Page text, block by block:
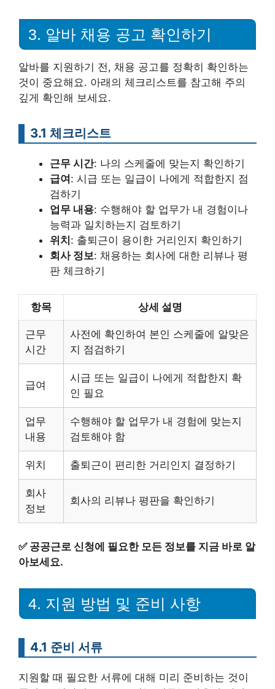
3. 알바 채용 공고 확인하기
알바를 지원하기 전, 채용 공고를 정확히 확인하는
것이 중요해요. 아래의 체크리스트를 참고해 주의
깊게 확인해 보세요.
3.1 체크리스트
근무 시간: 나의 스케줄에 맞는지 확인하기
급여: 시급 또는 일급이 나에게 적합한지 점
검하기
업무 내용: 수행해야 할 업무가 내 경험이나
능력과 일치하는지 검토하기
위치: 출퇴근이 용이한 거리인지 확인하기
회사 정보: 채용하는 회사에 대한 리뷰나 평
판 체크하기
항목 상세 설명
근무
시간
사전에 확인하여 본인 스케줄에 알맞은
지 점검하기
급여
시급 또는 일급이 나에게 적합한지 확
인 필요
업무
내용
수행해야 할 업무가 내 경험에 맞는지
검토해야 함
위치 출퇴근이 편리한 거리인지 결정하기
회사
정보
회사의 리뷰나 평판을 확인하기
✅ 공공근로 신청에 필요한 모든 정보를 지금 바로 알
아보세요.
4. 지원 방법 및 준비 사항
4.1 준비 서류
지원할 때 필요한 서류에 대해 미리 준비하는 것이